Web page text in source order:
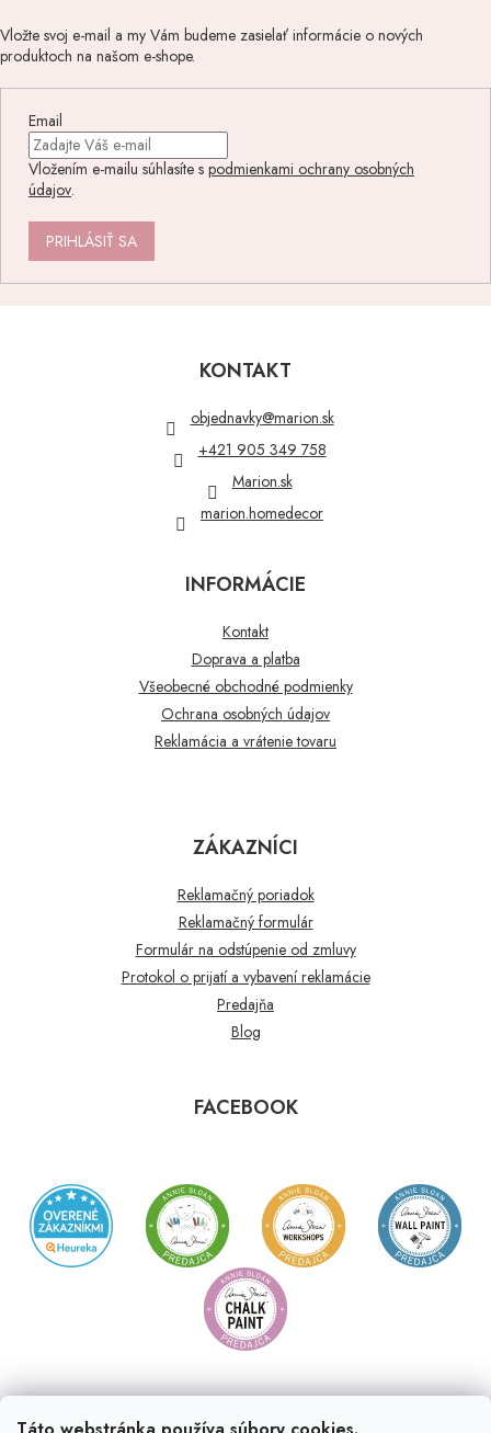
Vložte svoj e-mail a my Vám budeme zasielať informácie o nových
produktoch na našom e-shope.
Email
Vložením e-mailu súhlasíte s podmienkami ochrany osobných
údajov.
PRIHLÁSIŤ SA
KONTAKT
objednavky@marion.sk
+421 905 349 758
Marion.sk
marion.homedecor
INFORMÁCIE
Kontakt
Doprava a platba
Všeobecné obchodné podmienky
Ochrana osobných údajov
Reklamácia a vrátenie tovaru
ZÁKAZNÍCI
Reklamačný poriadok
Reklamačný formulár
Formulár na odstúpenie od zmluvy
Protokol o prijatí a vybavení reklamácie
Predajňa
Blog
FACEBOOK